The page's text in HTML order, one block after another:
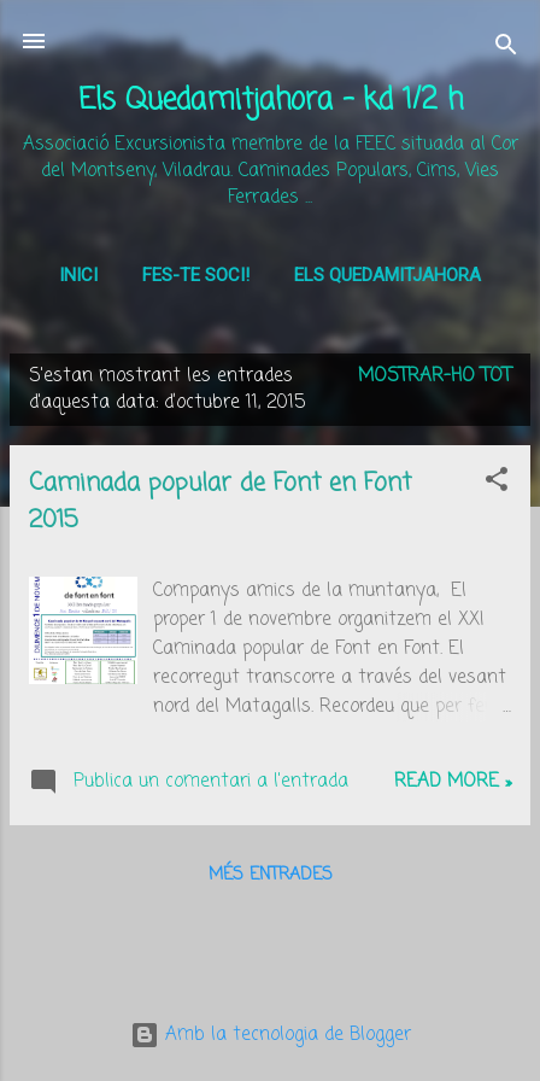
Salta al contingut principal
Els Quedamitjahora - kd 1/2 h
Associació Excursionista membre de la FEEC situada al Cor
del Montseny, Viladrau. Caminades Populars, Cims, Vies
Ferrades ...
INICI FES-TE SOCI! ELS QUEDAMITJAHORA
MÉS…
n
S'estan mostrant les entrades
d'aquesta data: d’octubre 11, 2015
MOSTRAR-HO TOT
Caminada popular de Font en Font
2015
Companys amics de la muntanya, El
proper 1 de novembre organitzem el XXI
Caminada popular de Font en Font. El
recorregut transcorre a través del vesant
nord del Matagalls. Recordeu que per fer
formulari i fer la transferència abans del
dia 28/10/2015.
Publica un comentari a l'entrada READ MORE »
MÉS ENTRADES
Amb la tecnologia de Blogger